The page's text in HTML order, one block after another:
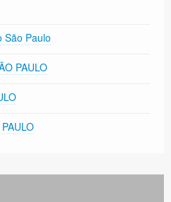
São Paulo
PAULO